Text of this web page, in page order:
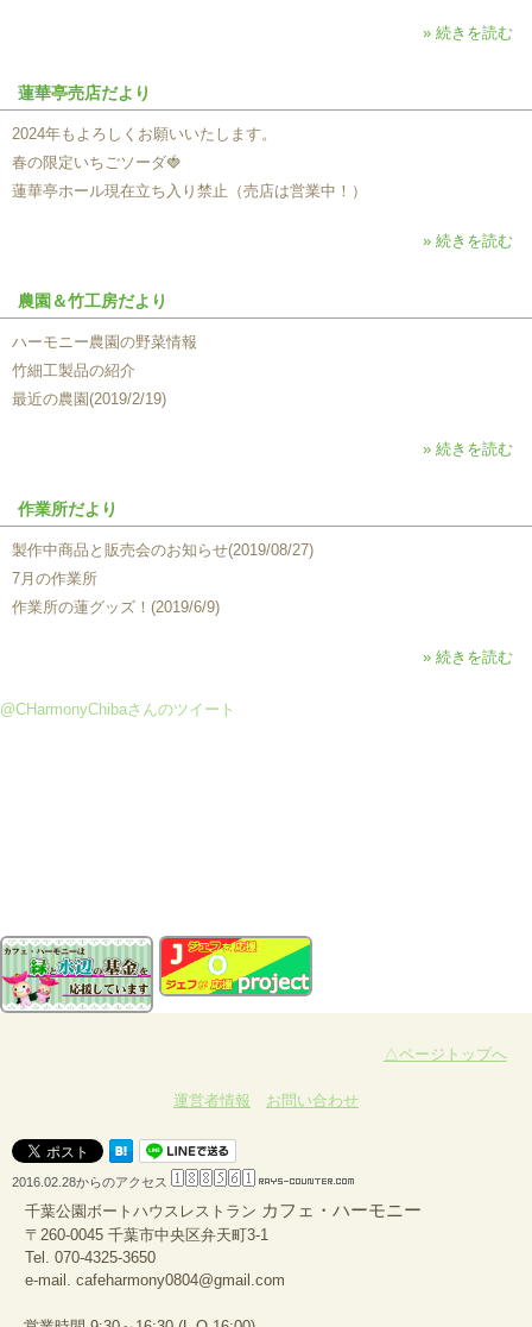
» 続きを読む
蓮華亭売店だより
2024年もよろしくお願いいたします。
春の限定いちごソーダ🍓
蓮華亭ホール現在立ち入り禁止（売店は営業中！）
» 続きを読む
農園＆竹工房だより
ハーモニー農園の野菜情報
竹細工製品の紹介
最近の農園(2019/2/19)
» 続きを読む
作業所だより
製作中商品と販売会のお知らせ(2019/08/27)
7月の作業所
作業所の蓮グッズ！(2019/6/9)
» 続きを読む
@CHarmonyChibaさんのツイート
△ページトップへ
運営者情報 お問い合わせ
2016.02.28からのアクセス
千葉公園ボートハウスレストラン カフェ・ハーモニー
〒260-0045 千葉市中央区弁天町3-1
Tel.070-4325-3650
e-mail.cafeharmony0804@gmail.com